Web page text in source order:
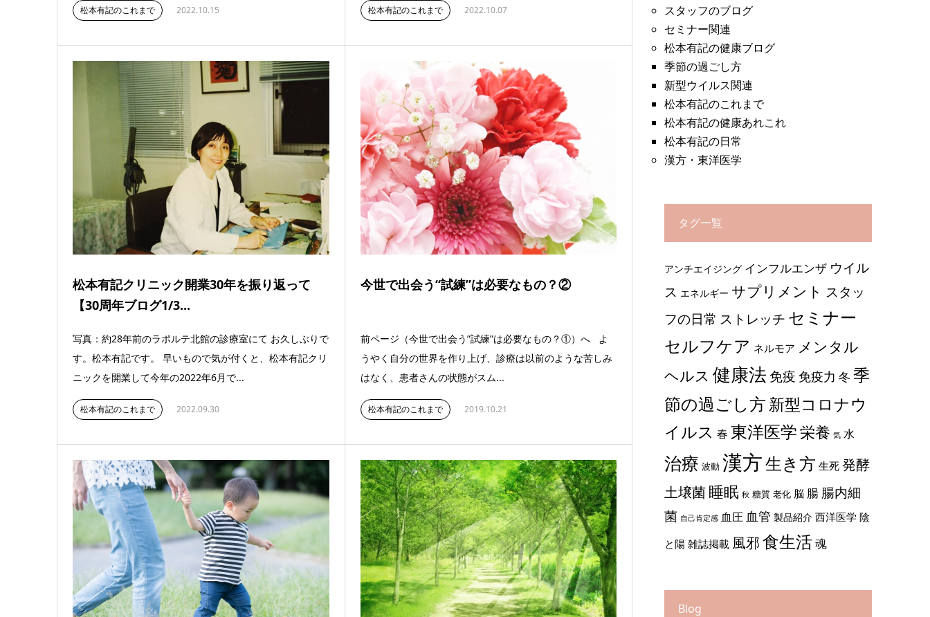
松本有記のこれまで 2022.10.15 松本有記のこれまで 2022.10.07
松本有記クリニック開業30年を振り返って
【30周年ブログ1/3...
写真：約28年前のラポルテ北館の診療室にて お久しぶりで
す。松本有記です。 早いもので気が付くと、松本有記クリ
ニックを開業して今年の2022年6月で...
松本有記のこれまで 2022.09.30
今世で出会う“試練”は必要なもの？②
前ページ（今世で出会う”試練”は必要なもの？①）へ よ
うやく自分の世界を作り上げ、診療は以前のような苦しみ
はなく、患者さんの状態がスム...
松本有記のこれまで 2019.10.21
スタッフのブログ
セミナー関連
松本有記の健康ブログ
季節の過ごし方
新型ウイルス関連
松本有記のこれまで
松本有記の健康あれこれ
松本有記の日常
漢方・東洋医学
タグ一覧
アンチエイジング インフルエンザ ウイル
ス エネルギー サプリメント スタッ
フの日常 ストレッチ セミナー
セルフケア ネルモア メンタル
ヘルス 健康法免疫 免疫力 冬 季
節の過ごし方新型コロナウ
イルス 春 東洋医学栄養 気 水
治療 波動 漢方生き方 生死発酵
土壌菌睡眠 秋 糖質 老化 脳 腸 腸内細
菌 自己肯定感 血圧 血管 製品紹介 西洋医学陰
と陽雑誌掲載 風邪食生活魂
Blog